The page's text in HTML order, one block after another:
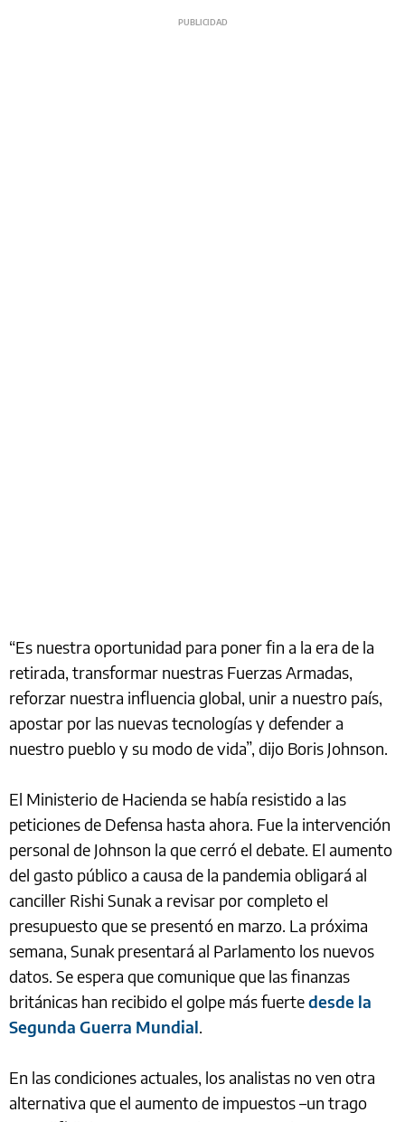
“Es nuestra oportunidad para poner fin a la era de la
retirada, transformar nuestras Fuerzas Armadas,
reforzar nuestra influencia global, unir a nuestro país,
apostar por las nuevas tecnologías y defender a
nuestro pueblo y su modo de vida”, dijo Boris Johnson.
El Ministerio de Hacienda se había resistido a las
peticiones de Defensa hasta ahora. Fue la intervención
personal de Johnson la que cerró el debate. El aumento
del gasto público a causa de la pandemia obligará al
canciller Rishi Sunak a revisar por completo el
presupuesto que se presentó en marzo. La próxima
semana, Sunak presentará al Parlamento los nuevos
datos. Se espera que comunique que las finanzas
británicas han recibido el golpe más fuertedesde la
Segunda Guerra Mundial.
En las condiciones actuales, los analistas no ven otra
alternativa que el aumento de impuestos –un trago